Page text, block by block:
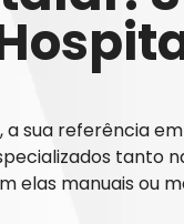
, a sua referência em
tanto
elas manuais ou